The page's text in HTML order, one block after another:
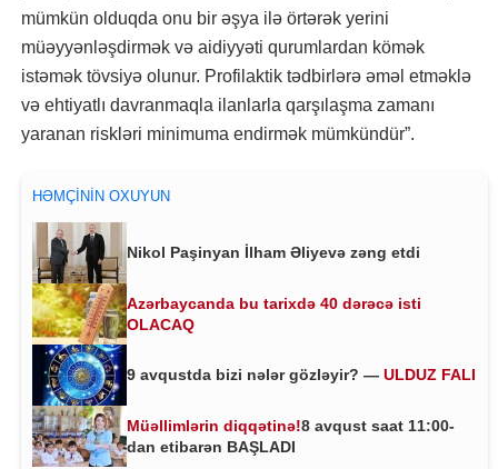
mümkün olduqda onu bir əşya ilə örtərək yerini
müəyyənləşdirmək və aidiyyəti qurumlardan kömək
istəmək tövsiyə olunur. Profilaktik tədbirlərə əməl etməklə
və ehtiyatlı davranmaqla ilanlarla qarşılaşma zamanı
yaranan riskləri minimuma endirmək mümkündür”.
HƏMÇININ OXUYUN
Nikol Paşinyan İlham Əliyevə zəng etdi
Azərbaycanda bu tarixdə 40 dərəcə isti
OLACAQ
9 avqustda bizi nələr gözləyir? — ULDUZ FALI
Müəllimlərin diqqətinə!8 avqust saat 11:00-
dan etibarən BAŞLADI